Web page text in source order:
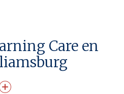
Care en